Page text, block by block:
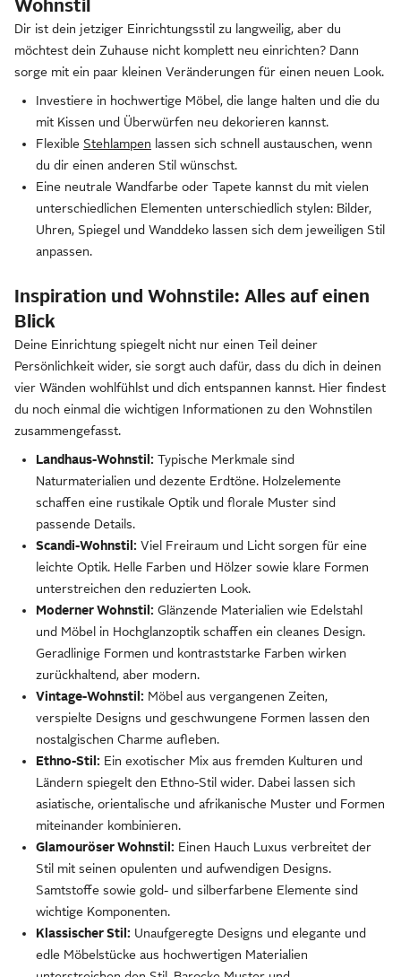
Wohnstil
Dir ist dein jetziger Einrichtungsstil zu langweilig, aber du
möchtest dein Zuhause nicht komplett neu einrichten? Dann
sorge mit ein paar kleinen Veränderungen für einen neuen Look.
Investiere in hochwertige Möbel, die lange halten und die du
mit Kissen und Überwürfen neu dekorieren kannst.
Flexible Stehlampen lassen sich schnell austauschen, wenn
du dir einen anderen Stil wünschst.
Eine neutrale Wandfarbe oder Tapete kannst du mit vielen
unterschiedlichen Elementen unterschiedlich stylen: Bilder,
Uhren, Spiegel und Wanddeko lassen sich dem jeweiligen Stil
anpassen.
Inspiration und Wohnstile: Alles auf einen
Blick
Deine Einrichtung spiegelt nicht nur einen Teil deiner
Persönlichkeit wider, sie sorgt auch dafür, dass du dich in deinen
vier Wänden wohlfühlst und dich entspannen kannst. Hier findest
du noch einmal die wichtigen Informationen zu den Wohnstilen
zusammengefasst.
Landhaus-Wohnstil: Typische Merkmale sind
Naturmaterialien und dezente Erdtöne. Holzelemente
schaffen eine rustikale Optik und florale Muster sind
passende Details.
Scandi-Wohnstil: Viel Freiraum und Licht sorgen für eine
leichte Optik. Helle Farben und Hölzer sowie klare Formen
unterstreichen den reduzierten Look.
Moderner Wohnstil: Glänzende Materialien wie Edelstahl
und Möbel in Hochglanzoptik schaffen ein cleanes Design.
Geradlinige Formen und kontraststarke Farben wirken
zurückhaltend, aber modern.
Vintage-Wohnstil: Möbel aus vergangenen Zeiten,
verspielte Designs und geschwungene Formen lassen den
nostalgischen Charme aufleben.
Ethno-Stil: Ein exotischer Mix aus fremden Kulturen und
Ländern spiegelt den Ethno-Stil wider. Dabei lassen sich
asiatische, orientalische und afrikanische Muster und Formen
miteinander kombinieren.
Glamouröser Wohnstil: Einen Hauch Luxus verbreitet der
Stil mit seinen opulenten und aufwendigen Designs.
Samtstoffe sowie gold- und silberfarbene Elemente sind
wichtige Komponenten.
Klassischer Stil: Unaufgeregte Designs und elegante und
edle Möbelstücke aus hochwertigen Materialien